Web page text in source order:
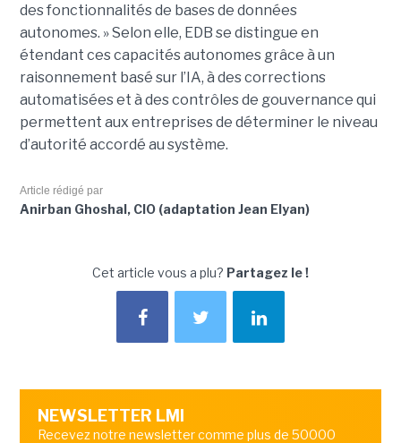
des fonctionnalités de bases de données
autonomes. » Selon elle, EDB se distingue en
étendant ces capacités autonomes grâce à un
raisonnement basé sur l’IA, à des corrections
automatisées et à des contrôles de gouvernance qui
permettent aux entreprises de déterminer le niveau
d’autorité accordé au système.
Article rédigé par
Anirban Ghoshal, CIO (adaptation Jean Elyan)
Cet article vous a plu? Partagez le !
NEWSLETTER LMI
Recevez notre newsletter comme plus de 50000